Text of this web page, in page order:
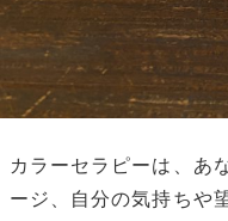
カラーセラピーは、あ
ージ、自分の気持ちや